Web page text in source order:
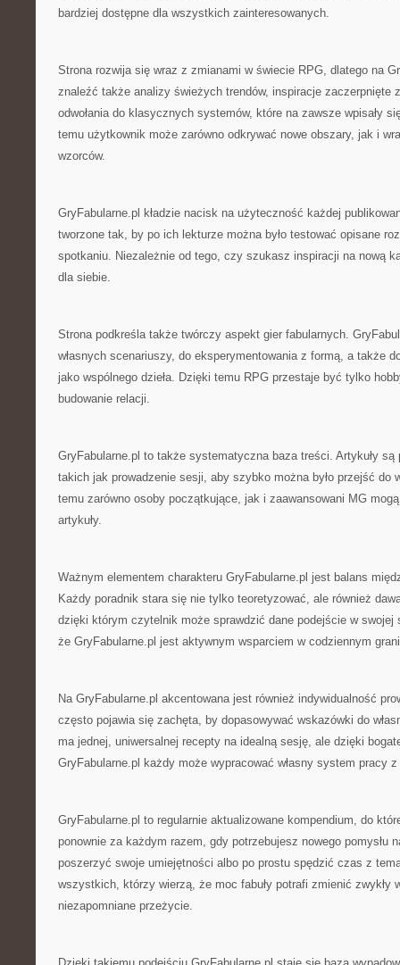
bardziej dostępne dla wszystkich zainteresowanych.
Strona rozwija się wraz z zmianami w świecie RPG, dlatego na
znaleźć także analizy świeżych trendów, inspiracje zaczerpnięte
odwołania do klasycznych systemów, które na zawsze wpisały
temu użytkownik może zarówno odkrywać nowe obszary, jak i
wzorców.
GryFabularne.pl kładzie nacisk na użyteczność każdej
tworzone tak, by po ich lekturze można było testować opisane
spotkaniu. Niezależnie od tego, czy szukasz inspiracji na nową
dla siebie.
Strona podkreśla także twórczy aspekt gier fabularnych.
własnych scenariuszy, do eksperymentowania z formą, a także
jako wspólnego dzieła. Dzięki temu RPG przestaje być tylko
budowanie relacji.
GryFabularne.pl to także systematyczna baza treści. Artykuły są
takich jak prowadzenie sesji, aby szybko można było przejść do
temu zarówno osoby początkujące, jak i zaawansowani MG
artykuły.
Ważnym elementem charakteru GryFabularne.pl jest balans
Każdy poradnik stara się nie tylko teoretyzować, ale również
dzięki którym czytelnik może sprawdzić dane podejście w swojej
że GryFabularne.pl jest aktywnym wsparciem w codziennym
Na GryFabularne.pl akcentowana jest również indywidualność
często pojawia się zachęta, by dopasowywać wskazówki do
ma jednej, uniwersalnej recepty na idealną sesję, ale dzięki
GryFabularne.pl każdy może wypracować własny system pracy
GryFabularne.pl to regularnie aktualizowane kompendium, do
ponownie za każdym razem, gdy potrzebujesz nowego pomysłu
poszerzyć swoje umiejętności albo po prostu spędzić czas z
wszystkich, którzy wierzą, że moc fabuły potrafi zmienić zwykły
niezapomniane przeżycie.